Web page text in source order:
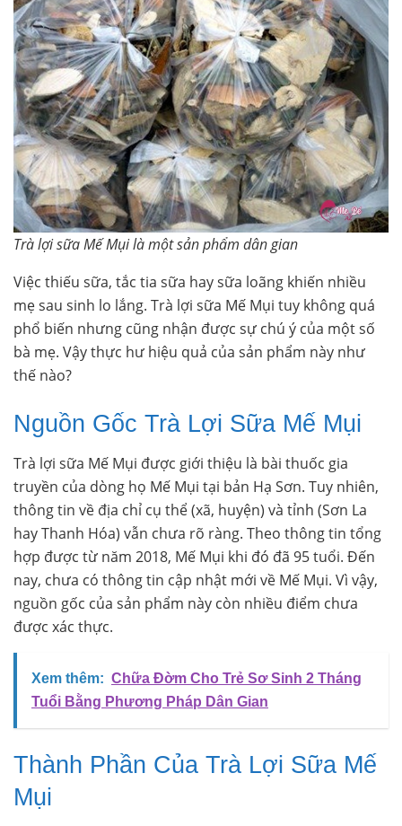
Trà lợi sữa Mế Mụi là một sản phẩm dân gian
Việc thiếu sữa, tắc tia sữa hay sữa loãng khiến nhiều
mẹ sau sinh lo lắng. Trà lợi sữa Mế Mụi tuy không quá
phổ biến nhưng cũng nhận được sự chú ý của một số
bà mẹ. Vậy thực hư hiệu quả của sản phẩm này như
thế nào?
Nguồn Gốc Trà Lợi Sữa Mế Mụi
Trà lợi sữa Mế Mụi được giới thiệu là bài thuốc gia
truyền của dòng họ Mế Mụi tại bản Hạ Sơn. Tuy nhiên,
thông tin về địa chỉ cụ thể (xã, huyện) và tỉnh (Sơn La
hay Thanh Hóa) vẫn chưa rõ ràng. Theo thông tin tổng
hợp được từ năm 2018, Mế Mụi khi đó đã 95 tuổi. Đến
nay, chưa có thông tin cập nhật mới về Mế Mụi. Vì vậy,
nguồn gốc của sản phẩm này còn nhiều điểm chưa
được xác thực.
Xem thêm: Chữa Đờm Cho Trẻ Sơ Sinh 2 Tháng
Tuổi Bằng Phương Pháp Dân Gian
Thành Phần Của Trà Lợi Sữa Mế
Mụi